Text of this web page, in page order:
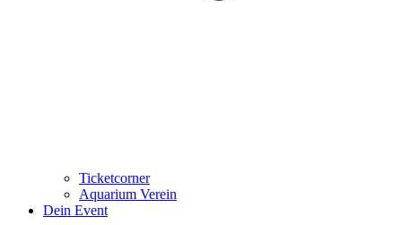
Ticketcorner
Aquarium Verein
Dein Event